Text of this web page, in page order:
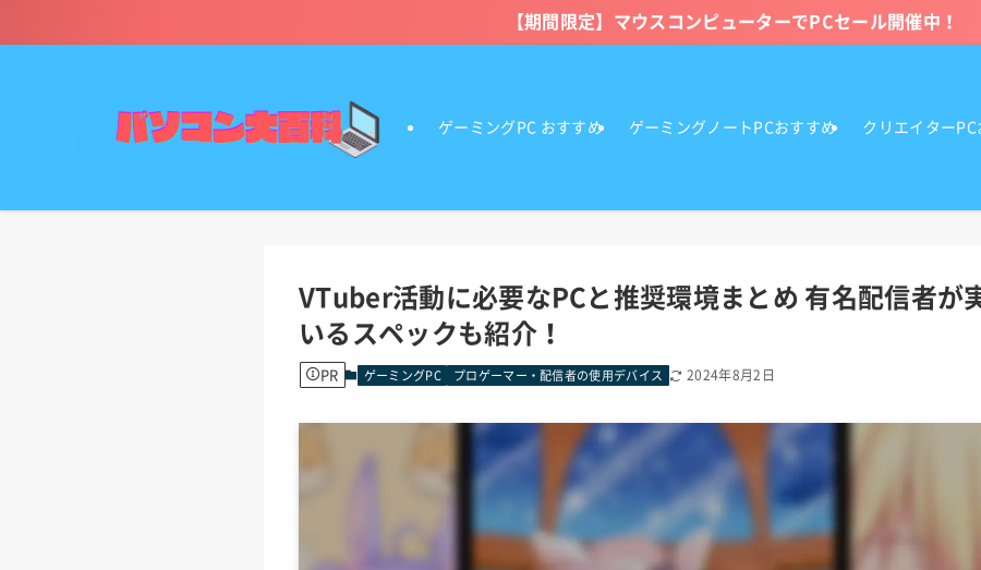
【期間限定】マウスコンピューターでPCセール開催中！
ゲーミングPC おすすめ ゲーミングノートPCおすすめ クリエイターPC
VTuber活動に必要なPCと推奨環境まとめ 有名配信者が
いるスペックも紹介！
PR ゲーミングPC プロゲーマー・配信者の使用デバイス 2024年8月2日